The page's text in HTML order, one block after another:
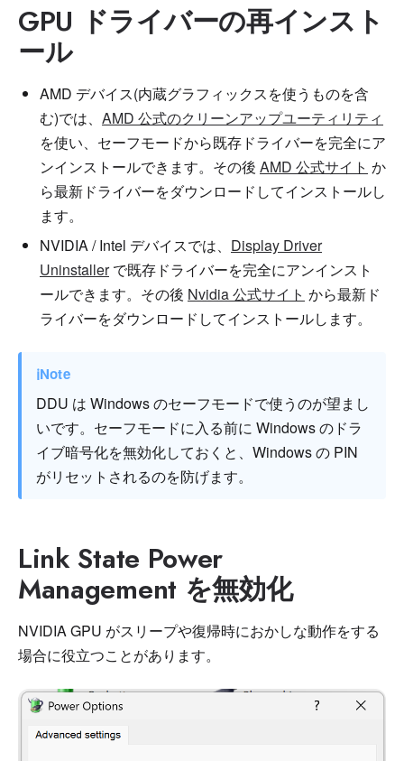
GPU ドライバーの再インスト
ール
AMD デバイス(内蔵グラフィックスを使うものを含
む)では、 AMD 公式のクリーンアップユーティリティ
を使い、セーフモードから既存ドライバーを完全にア
ンインストールできます。その後 AMD 公式サイト か
ら最新ドライバーをダウンロードしてインストールし
ます。
NVIDIA / Intel デバイスでは、 Display Driver
Uninstallerで既存ドライバーを完全にアンインスト
ールできます。その後 Nvidia 公式サイト から最新ド
ライバーをダウンロードしてインストールします。
ℹNote
DDU は Windows のセーフモードで使うのが望まし
いです。セーフモードに入る前に Windows のドラ
イブ暗号化を無効化しておくと、Windows の PIN
がリセットされるのを防げます。
Link State Power
Management を無効化
NVIDIA GPU がスリープや復帰時におかしな動作をする
場合に役立つことがあります。